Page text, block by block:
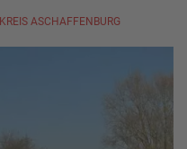
KREIS ASCHAFFENBURG